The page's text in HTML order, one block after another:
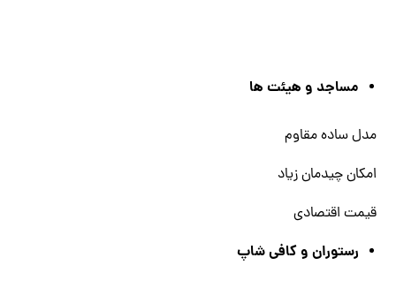
مساجد و هیئت‌ ها
مدل ساده مقاوم
امکان چیدمان زیاد
قیمت اقتصادی
رستوران و کافی ‌شاپ